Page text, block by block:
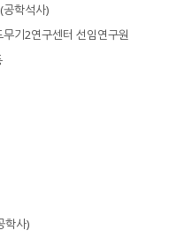
학석사)
기2연구센터 선임연구원
학사)